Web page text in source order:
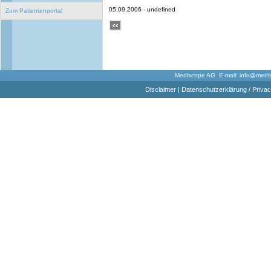
Zum Patientenportal
05.09.2006 - undefined
Mediscope AG E-mail:
Disclaimer| Datenschutzerklärung /